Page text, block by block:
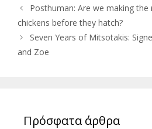
Posthuman: Are we making
chickens before they hatch?
Seven Years of Mitsotakis:
and Zoe
Πρόσφατα άρθρα